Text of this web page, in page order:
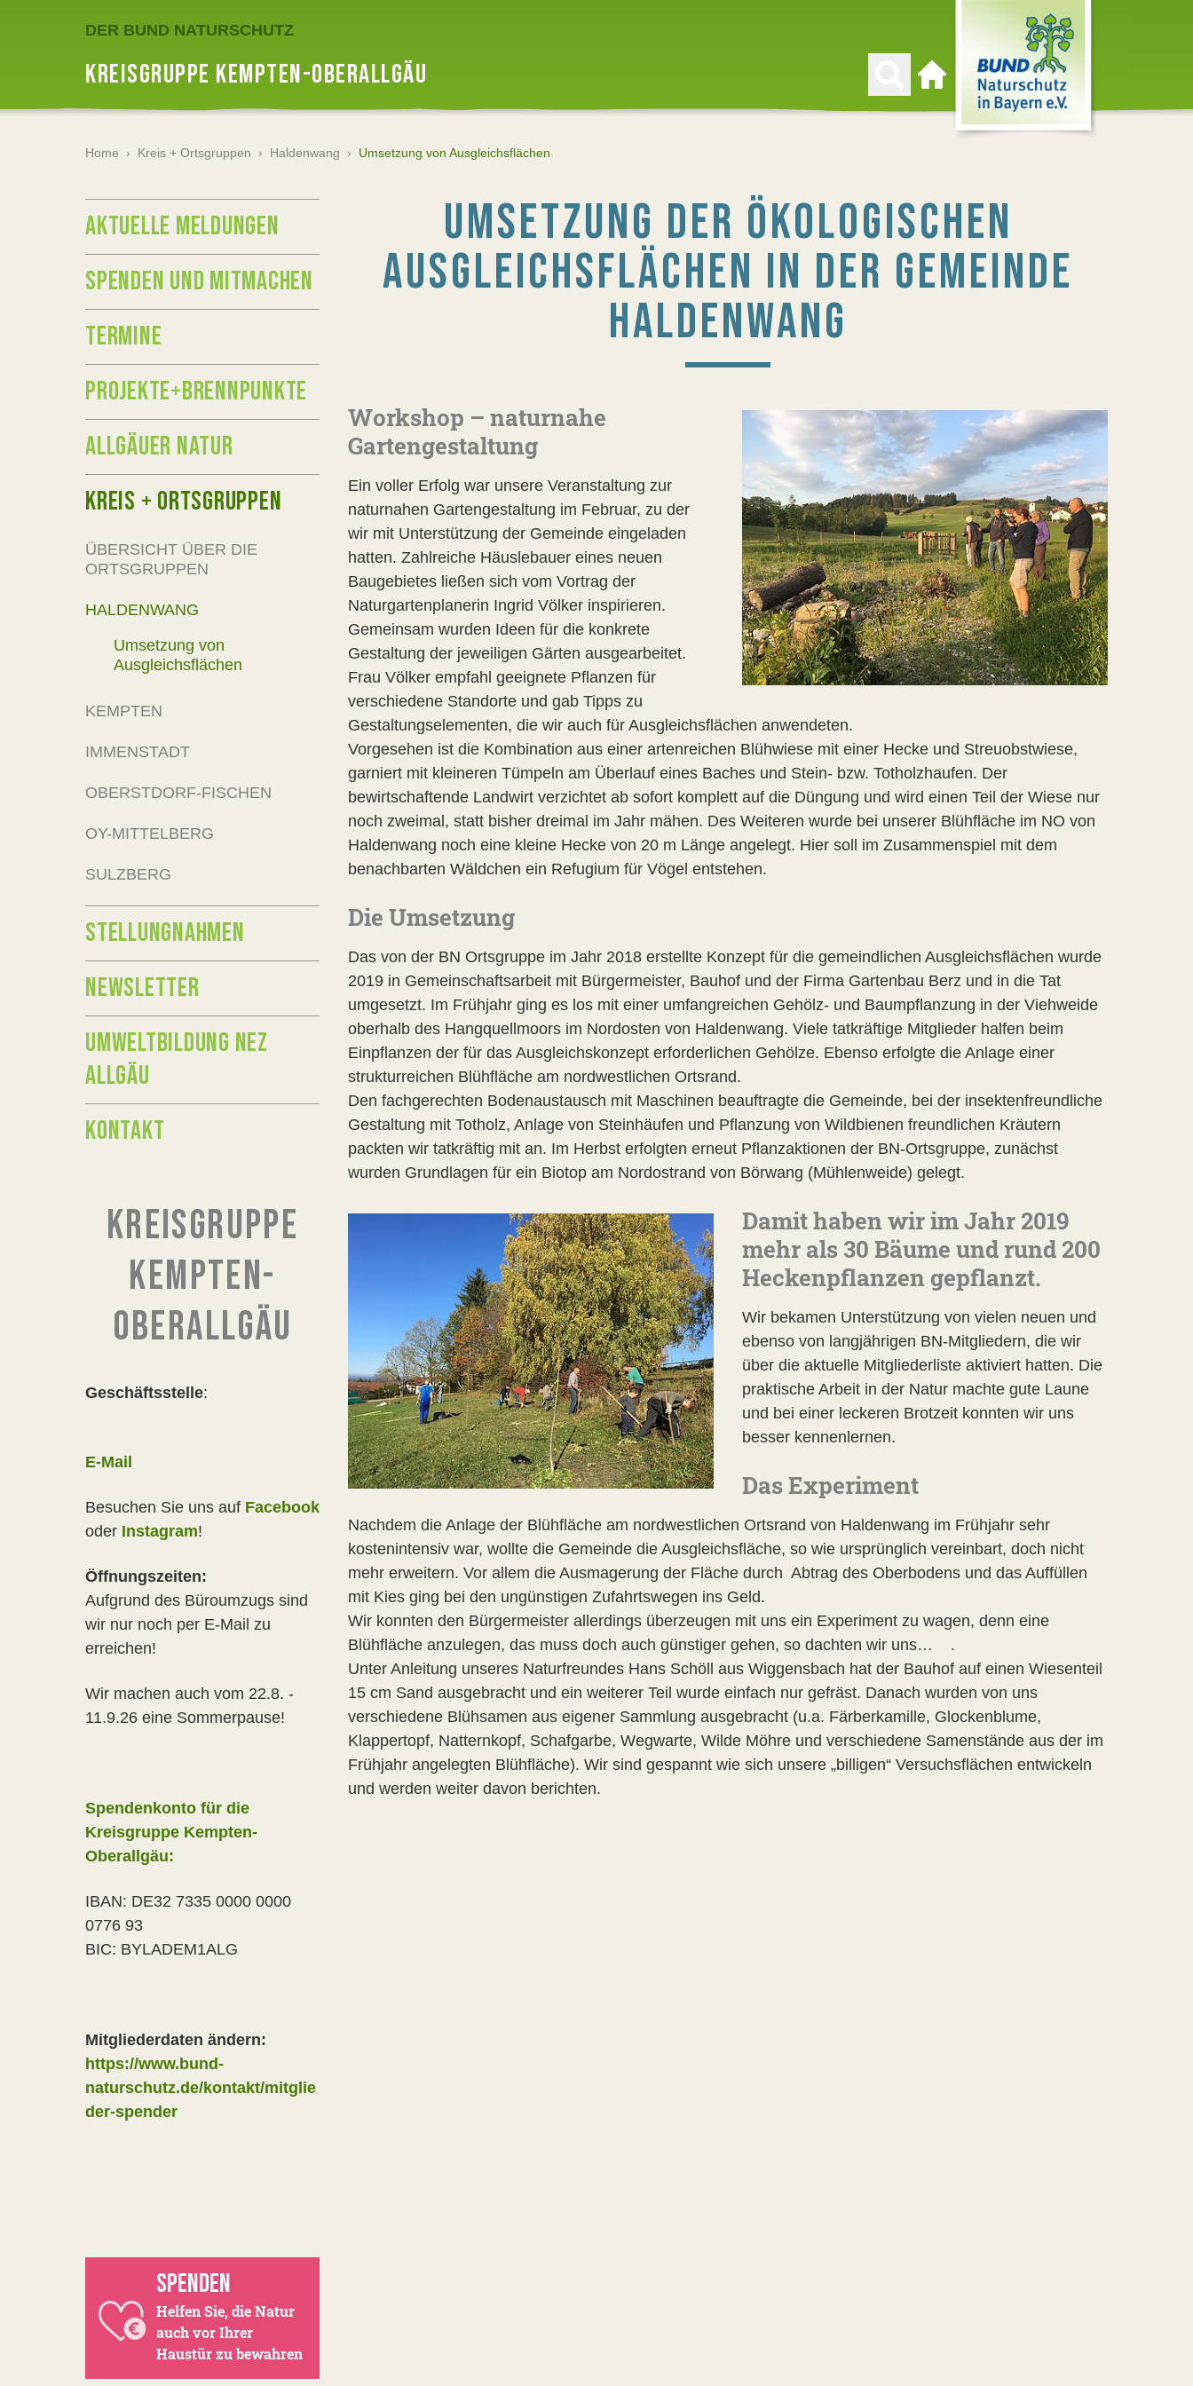
DER BUND NATURSCHUTZ
KREISGRUPPE KEMPTEN-OBERALLGÄU
Zur Startseite
Home › Kreis + Ortsgruppen › Haldenwang › Umsetzung von Ausgleichsflächen
UMSETZUNG DER ÖKOLOGISCHEN
AUSGLEICHSFLÄCHEN IN DER GEMEINDE
HALDENWANG
Workshop – naturnahe
Gartengestaltung
Ein voller Erfolg war unsere Veranstaltung zur
naturnahen Gartengestaltung im Februar, zu der
wir mit Unterstützung der Gemeinde eingeladen
hatten. Zahlreiche Häuslebauer eines neuen
Baugebietes ließen sich vom Vortrag der
Naturgartenplanerin Ingrid Völker inspirieren.
Gemeinsam wurden Ideen für die konkrete
Gestaltung der jeweiligen Gärten ausgearbeitet.
Frau Völker empfahl geeignete Pflanzen für
verschiedene Standorte und gab Tipps zu
Gestaltungselementen, die wir auch für Ausgleichsflächen anwendeten.
Vorgesehen ist die Kombination aus einer artenreichen Blühwiese mit einer Hecke und Streuobstwiese,
garniert mit kleineren Tümpeln am Überlauf eines Baches und Stein- bzw. Totholzhaufen. Der
bewirtschaftende Landwirt verzichtet ab sofort komplett auf die Düngung und wird einen Teil der Wiese nur
noch zweimal, statt bisher dreimal im Jahr mähen. Des Weiteren wurde bei unserer Blühfläche im NO von
Haldenwang noch eine kleine Hecke von 20 m Länge angelegt. Hier soll im Zusammenspiel mit dem
benachbarten Wäldchen ein Refugium für Vögel entstehen.
Die Umsetzung
Das von der BN Ortsgruppe im Jahr 2018 erstellte Konzept für die gemeindlichen Ausgleichsflächen wurde
2019 in Gemeinschaftsarbeit mit Bürgermeister, Bauhof und der Firma Gartenbau Berz und in die Tat
umgesetzt. Im Frühjahr ging es los mit einer umfangreichen Gehölz- und Baumpflanzung in der Viehweide
oberhalb des Hangquellmoors im Nordosten von Haldenwang. Viele tatkräftige Mitglieder halfen beim
Einpflanzen der für das Ausgleichskonzept erforderlichen Gehölze. Ebenso erfolgte die Anlage einer
strukturreichen Blühfläche am nordwestlichen Ortsrand.
Den fachgerechten Bodenaustausch mit Maschinen beauftragte die Gemeinde, bei der insektenfreundliche
Gestaltung mit Totholz, Anlage von Steinhäufen und Pflanzung von Wildbienen freundlichen Kräutern
packten wir tatkräftig mit an. Im Herbst erfolgten erneut Pflanzaktionen der BN-Ortsgruppe, zunächst
wurden Grundlagen für ein Biotop am Nordostrand von Börwang (Mühlenweide) gelegt.
Damit haben wir im Jahr 2019
mehr als 30 Bäume und rund 200
Heckenpflanzen gepflanzt.
Wir bekamen Unterstützung von vielen neuen und
ebenso von langjährigen BN-Mitgliedern, die wir
über die aktuelle Mitgliederliste aktiviert hatten. Die
praktische Arbeit in der Natur machte gute Laune
und bei einer leckeren Brotzeit konnten wir uns
besser kennenlernen.
Das Experiment
Nachdem die Anlage der Blühfläche am nordwestlichen Ortsrand von Haldenwang im Frühjahr sehr
kostenintensiv war, wollte die Gemeinde die Ausgleichsfläche, so wie ursprünglich vereinbart, doch nicht
mehr erweitern. Vor allem die Ausmagerung der Fläche durch Abtrag des Oberbodens und das Auffüllen
mit Kies ging bei den ungünstigen Zufahrtswegen ins Geld.
Wir konnten den Bürgermeister allerdings überzeugen mit uns ein Experiment zu wagen, denn eine
Blühfläche anzulegen, das muss doch auch günstiger gehen, so dachten wir uns… .
Unter Anleitung unseres Naturfreundes Hans Schöll aus Wiggensbach hat der Bauhof auf einen Wiesenteil
15 cm Sand ausgebracht und ein weiterer Teil wurde einfach nur gefräst. Danach wurden von uns
verschiedene Blühsamen aus eigener Sammlung ausgebracht (u.a. Färberkamille, Glockenblume,
Klappertopf, Natternkopf, Schafgarbe, Wegwarte, Wilde Möhre und verschiedene Samenstände aus der im
Frühjahr angelegten Blühfläche). Wir sind gespannt wie sich unsere „billigen“ Versuchsflächen entwickeln
und werden weiter davon berichten.
AKTUELLE MELDUNGEN
SPENDEN UND MITMACHEN
TERMINE
PROJEKTE+BRENNPUNKTE
ALLGÄUER NATUR
KREIS + ORTSGRUPPEN
ÜBERSICHT ÜBER DIE
ORTSGRUPPEN
HALDENWANG
Umsetzung von
Ausgleichsflächen
KEMPTEN
IMMENSTADT
OBERSTDORF-FISCHEN
OY-MITTELBERG
SULZBERG
STELLUNGNAHMEN
NEWSLETTER
UMWELTBILDUNG NEZ
ALLGÄU
KONTAKT
KREISGRUPPE
KEMPTEN-
OBERALLGÄU
Geschäftsstelle:
E-Mail
Besuchen Sie uns auf Facebook
oder Instagram!
Öffnungszeiten:
Aufgrund des Büroumzugs sind
wir nur noch per E-Mail zu
erreichen!
Wir machen auch vom 22.8. -
11.9.26 eine Sommerpause!
Spendenkonto für die
Kreisgruppe Kempten-
Oberallgäu:
IBAN: DE32 7335 0000 0000
0776 93
BIC: BYLADEM1ALG
Mitgliederdaten ändern:
https://www.bund-
naturschutz.de/kontakt/mitglie
der-spender
SPENDEN
Helfen Sie, die Natur
auch vor Ihrer
Haustür zu bewahren